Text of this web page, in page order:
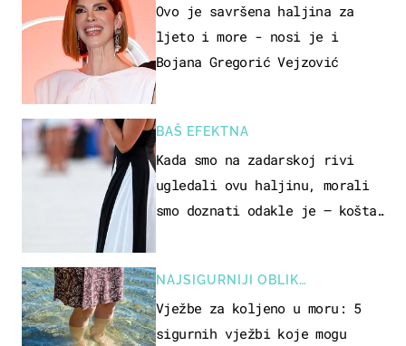
Ovo je savršena haljina za
ljeto i more - nosi je i
Bojana Gregorić Vejzović
BAŠ EFEKTNA
Kada smo na zadarskoj rivi
ugledali ovu haljinu, morali
smo doznati odakle je – košta
NAJSIGURNIJI OBLIK
REKREACIJE
Vježbe za koljeno u moru: 5
sigurnih vježbi koje mogu